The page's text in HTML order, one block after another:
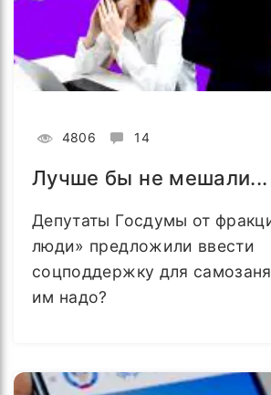
4806 14
Лучше бы не мешали...
Депутаты Госдумы от
люди» предложили ввести
соцподдержку для
им надо?